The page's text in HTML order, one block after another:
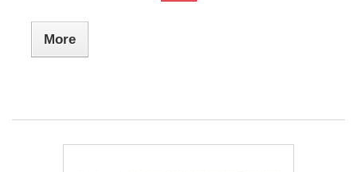
More